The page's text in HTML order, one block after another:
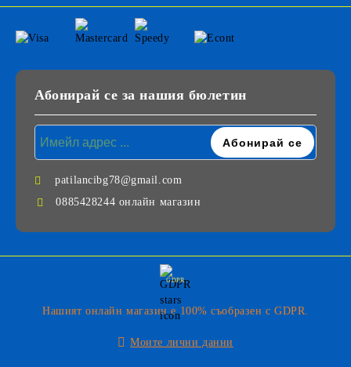
Абонирай се за нашия бюлетин
patilancibg78@gmail.com
0885428244 онлайн магазин
GDPR
Нашият онлайн магазин е 100% съобразен с GDPR.
Моите лични данни